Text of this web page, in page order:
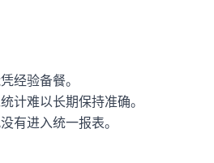
经验备餐。
计难以长期保持准确。
有进入统一报表。